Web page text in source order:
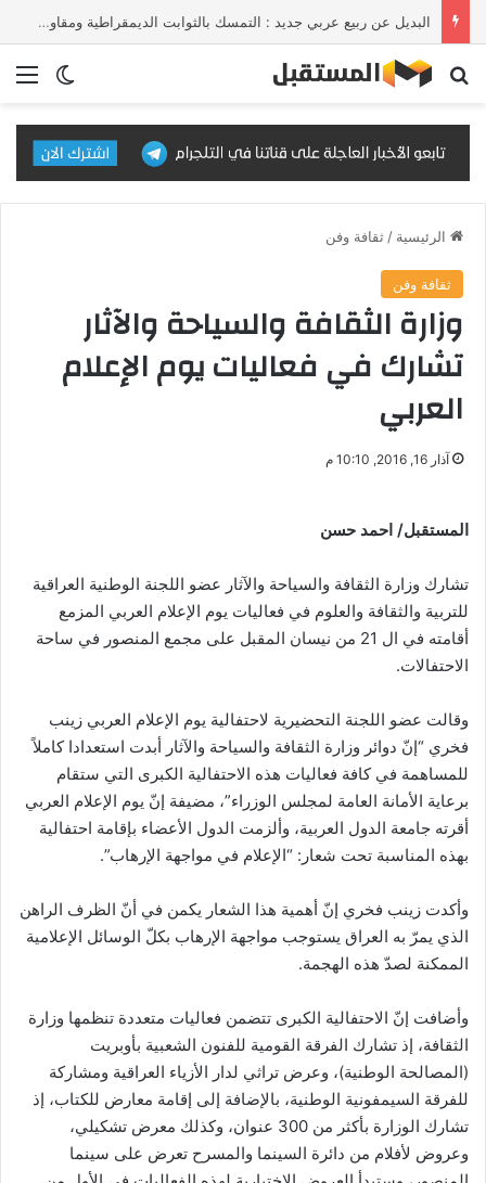
البديل عن ربيع عربي جديد : التمسك بالثوابت الديمقراطية ومقاومة الإلحاق بالقوى الأجنبية
الوضع بحث عن
الرئيسية / ثقافة وفن
ثقافة وفن
وزارة الثقافة والسياحة والآثار
تشارك في فعاليات يوم الإعلام
العربي
آذار 16, 2016, 10:10 م
المستقبل/ احمد حسن
تشارك وزارة الثقافة والسياحة والآثار عضو اللجنة الوطنية العراقية
للتربية والثقافة والعلوم في فعاليات يوم الإعلام العربي المزمع
أقامته في ال 21 من نيسان المقبل على مجمع المنصور في ساحة
الاحتفالات.
وقالت عضو اللجنة التحضيرية لاحتفالية يوم الإعلام العربي زينب
فخري “إنّ دوائر وزارة الثقافة والسياحة والآثار أبدت استعدادا كاملاً
للمساهمة في كافة فعاليات هذه الاحتفالية الكبرى التي ستقام
برعاية الأمانة العامة لمجلس الوزراء”، مضيفة إنّ يوم الإعلام العربي
أقرته جامعة الدول العربية، وألزمت الدول الأعضاء بإقامة احتفالية
بهذه المناسبة تحت شعار: “الإعلام في مواجهة الإرهاب”.
وأكدت زينب فخري إنّ أهمية هذا الشعار يكمن في أنّ الظرف الراهن
الذي يمرّ به العراق يستوجب مواجهة الإرهاب بكلّ الوسائل الإعلامية
الممكنة لصدّ هذه الهجمة.
وأضافت إنّ الاحتفالية الكبرى تتضمن فعاليات متعددة تنظمها وزارة
الثقافة، إذ تشارك الفرقة القومية للفنون الشعبية بأوبريت
(المصالحة الوطنية)، وعرض تراثي لدار الأزياء العراقية ومشاركة
للفرقة السيمفونية الوطنية، بالإضافة إلى إقامة معارض للكتاب، إذ
تشارك الوزارة بأكثر من 300 عنوان، وكذلك معرض تشكيلي،
وعروض لأفلام من دائرة السينما والمسرح تعرض على سينما